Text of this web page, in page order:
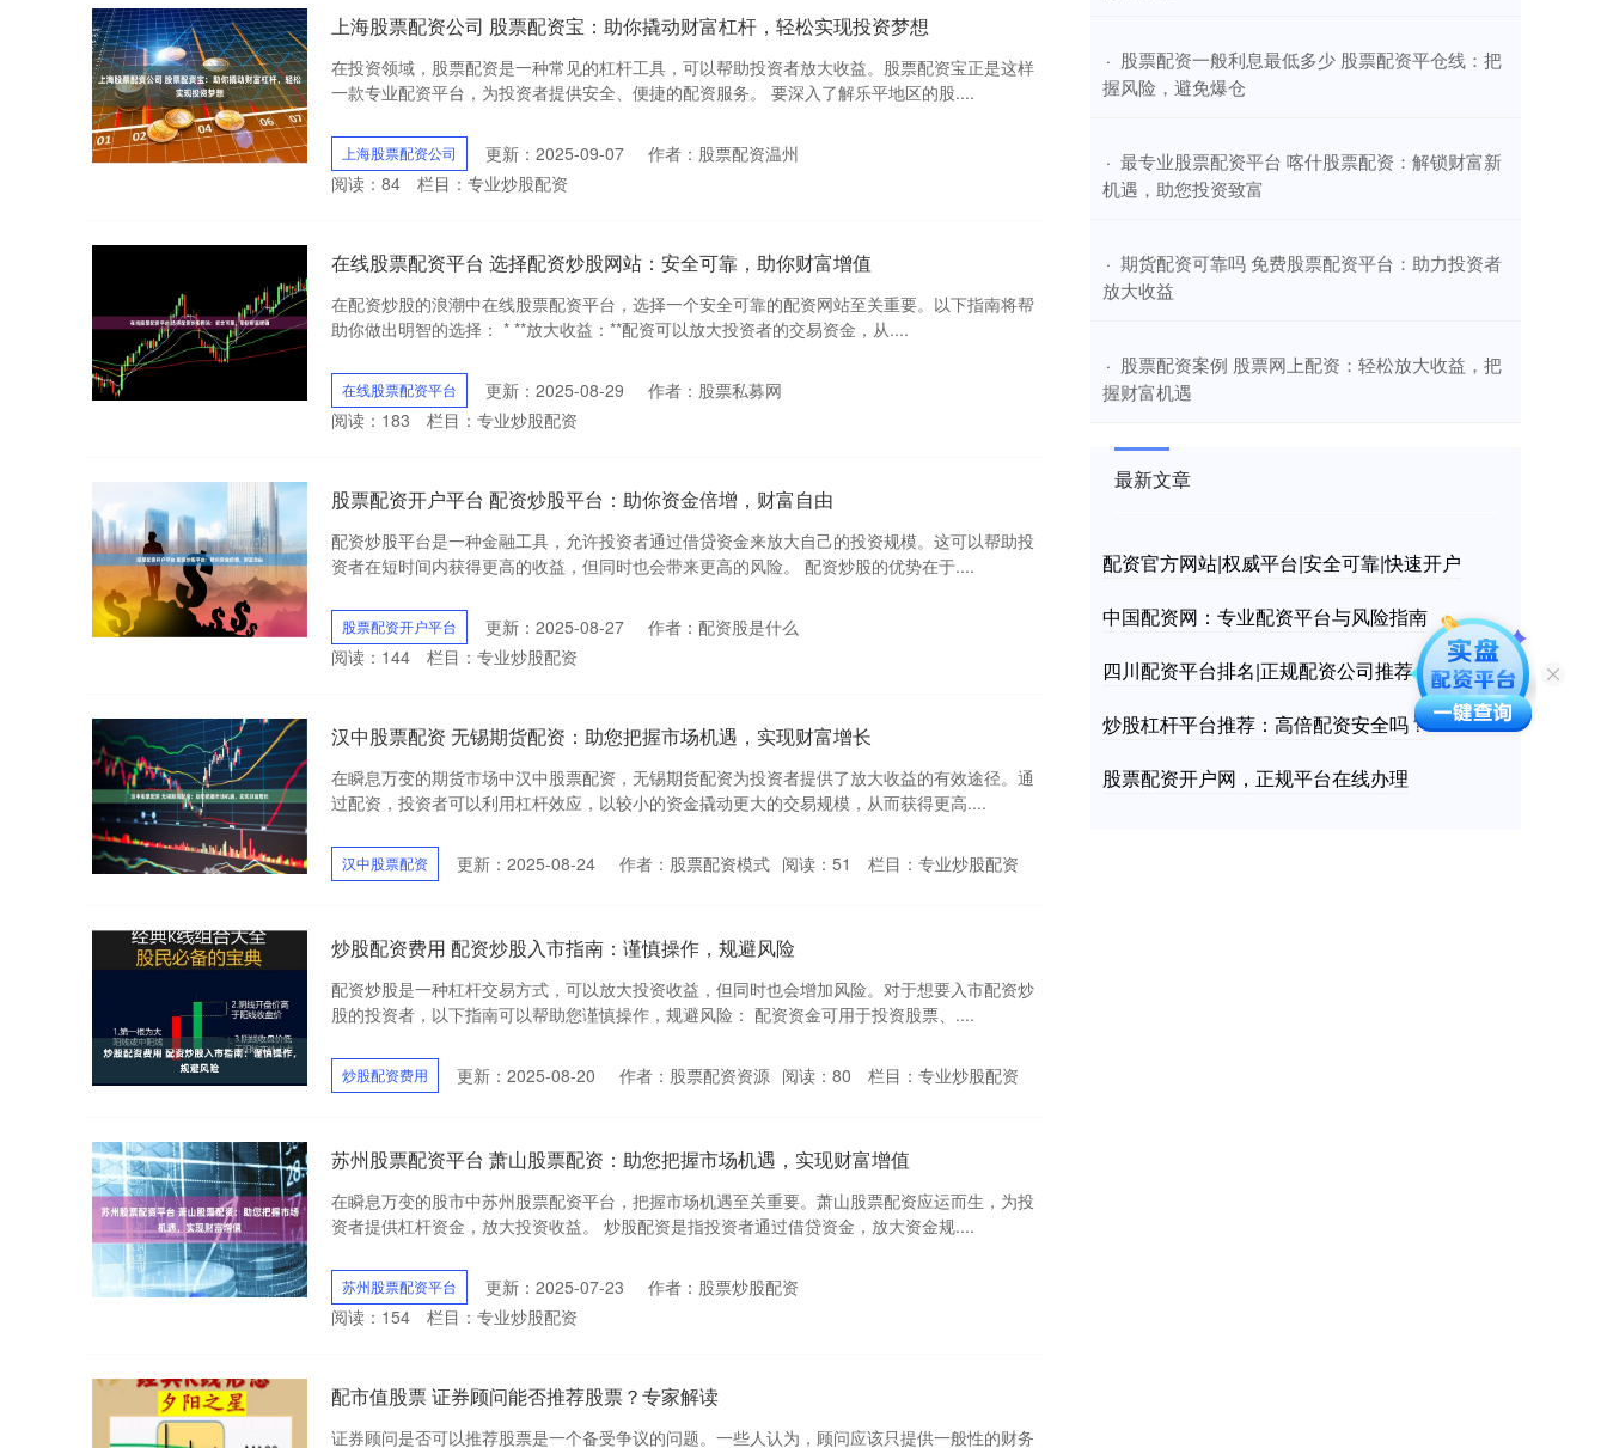
上海股票配资公司 股票配资宝：助你撬动财富杠杆，轻松实现投资梦想
在投资领域，股票配资是一种常见的杠杆工具，可以帮助投资者放大收益。股票配资宝正是这样
一款专业配资平台，为投资者提供安全、便捷的配资服务。 要深入了解乐平地区的股....
上海股票配资公司 更新：2025-09-07
作者：股票配资温州
阅读： 84 栏目： 专业炒股配资
在线股票配资平台 选择配资炒股网站：安全可靠，助你财富增值
在配资炒股的浪潮中在线股票配资平台，选择一个安全可靠的配资网站至关重要。以下指南将帮
助你做出明智的选择： * **放大收益：**配资可以放大投资者的交易资金，从....
在线股票配资平台 更新：2025-08-29
作者：股票私募网
阅读： 183 栏目： 专业炒股配资
股票配资开户平台 配资炒股平台：助你资金倍增，财富自由
配资炒股平台是一种金融工具，允许投资者通过借贷资金来放大自己的投资规模。这可以帮助投
资者在短时间内获得更高的收益，但同时也会带来更高的风险。 配资炒股的优势在于....
股票配资开户平台 更新：2025-08-27
作者：配资股是什么
阅读： 144 栏目： 专业炒股配资
汉中股票配资 无锡期货配资：助您把握市场机遇，实现财富增长
在瞬息万变的期货市场中汉中股票配资，无锡期货配资为投资者提供了放大收益的有效途径。通
过配资，投资者可以利用杠杆效应，以较小的资金撬动更大的交易规模，从而获得更高....
汉中股票配资 更新：2025-08-24 作者：股票配资模式 阅读： 51 栏目： 专业炒股配资
炒股配资费用 配资炒股入市指南：谨慎操作，规避风险
配资炒股是一种杠杆交易方式，可以放大投资收益，但同时也会增加风险。对于想要入市配资炒
股的投资者，以下指南可以帮助您谨慎操作，规避风险： 配资资金可用于投资股票、....
炒股配资费用 更新：2025-08-20 作者：股票配资资源 阅读： 80 栏目： 专业炒股配资
苏州股票配资平台 萧山股票配资：助您把握市场机遇，实现财富增值
在瞬息万变的股市中苏州股票配资平台，把握市场机遇至关重要。萧山股票配资应运而生，为投
资者提供杠杆资金，放大投资收益。 炒股配资是指投资者通过借贷资金，放大资金规....
苏州股票配资平台 更新：2025-07-23
作者：股票炒股配资
阅读： 154 栏目： 专业炒股配资
配市值股票 证券顾问能否推荐股票？专家解读
证券顾问是否可以推荐股票是一个备受争议的问题。一些人认为，顾问应该只提供一般性的财务
· ​股票配资一般利息最低多少 股票配资平仓线：把
握风险，避免爆仓
· ​最专业股票配资平台 喀什股票配资：解锁财富新
机遇，助您投资致富
· ​期货配资可靠吗 免费股票配资平台：助力投资者
放大收益
· ​股票配资案例 股票网上配资：轻松放大收益，把
握财富机遇
最新文章
配资官方网站|权威平台|安全可靠|快速开户
中国配资网：专业配资平台与风险指南
四川配资平台排名|正规配资公司推荐
炒股杠杆平台推荐：高倍配资安全吗？
股票配资开户网，正规平台在线办理